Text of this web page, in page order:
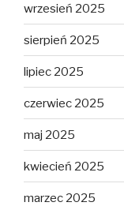
wrzesień 2025
sierpień 2025
lipiec 2025
czerwiec 2025
maj 2025
kwiecień 2025
marzec 2025